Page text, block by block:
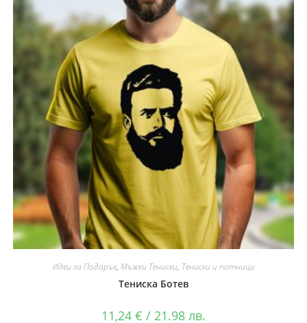
Идеи за Подарък, Мъжки Тениски, Тениски и потници
Тениска Ботев
11,24 € / 21.98 лв.